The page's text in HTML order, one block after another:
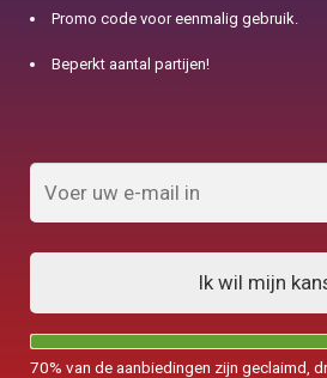
Promo code voor eenmalig gebruik.
Beperkt aantal partijen!
Ik wil mijn
70% van de aanbiedingen zijn geclaimd,